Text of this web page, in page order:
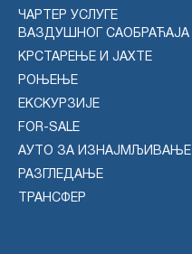
ЧАРТЕР УСЛУГЕ
ВАЗДУШНОГ САОБРАЋАЈА
КРСТАРЕЊЕ И ЈАХТЕ
РОЊЕЊЕ
ЕКСКУРЗИЈЕ
FOR-SALE
АУТО ЗА ИЗНАЈМЉИВАЊЕ
РАЗГЛЕДАЊЕ
ТРАНСФЕР